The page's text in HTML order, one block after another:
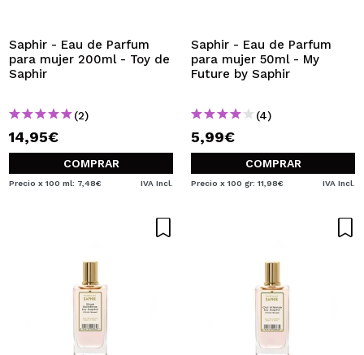
Saphir - Eau de Parfum
para mujer 200ml - Toy de
Saphir
(2)
14,95€
COMPRAR
Precio x 100 ml: 7,48€ IVA Incl.
Saphir - Eau de Parfum
para mujer 50ml - My
Future by Saphir
(4)
5,99€
COMPRAR
Precio x 100 gr: 11,98€ IVA Incl.